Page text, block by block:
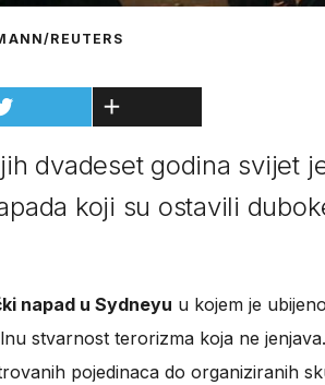
REUTERS
dvadeset godina svijet
koji su ostavili
napad u Sydneyu u kojem je
stvarnost terorizma koja ne
pojedinaca do organiziranih